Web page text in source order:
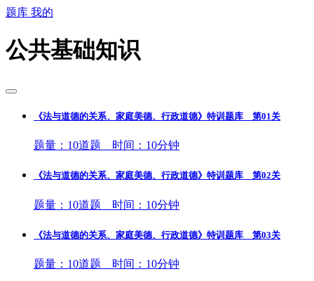
题库 我的
公共基础知识
《法与道德的关系、家庭美德、行政道德》特训题库 第01关
题量：10道题 时间：10分钟
《法与道德的关系、家庭美德、行政道德》特训题库 第02关
题量：10道题 时间：10分钟
《法与道德的关系、家庭美德、行政道德》特训题库 第03关
题量：10道题 时间：10分钟